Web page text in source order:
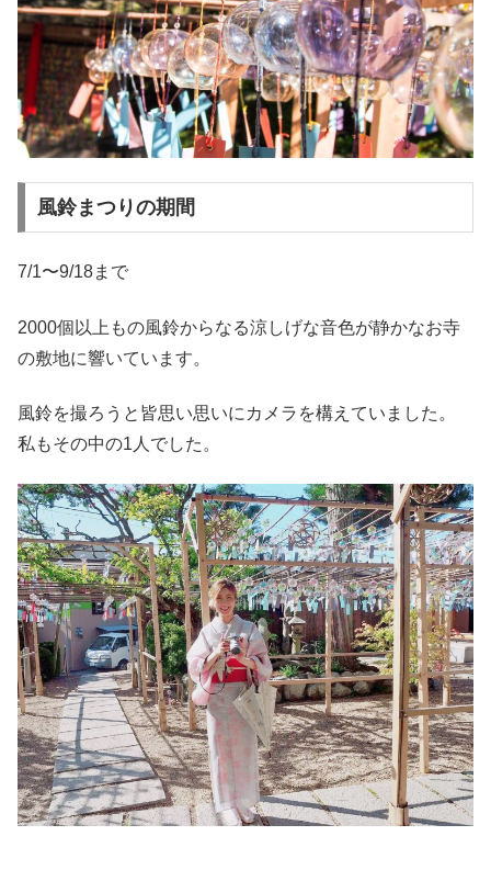
風鈴まつりの期間
7/1〜9/18まで
2000個以上もの風鈴からなる涼しげな音色が静かなお寺
の敷地に響いています。
風鈴を撮ろうと皆思い思いにカメラを構えていました。
私もその中の1人でした。